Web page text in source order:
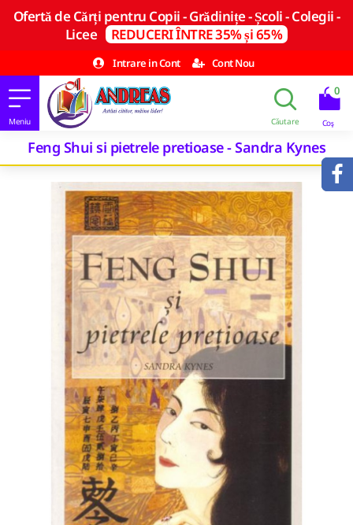
Ofertă de Cărți pentru Copii - Grădinițe - Școli - Colegii -
Licee
REDUCERI ÎNTRE 35% și 65%
Intrare in Cont
Cont Nou
0
Feng Shui si pietrele pretioase - Sandra Kynes